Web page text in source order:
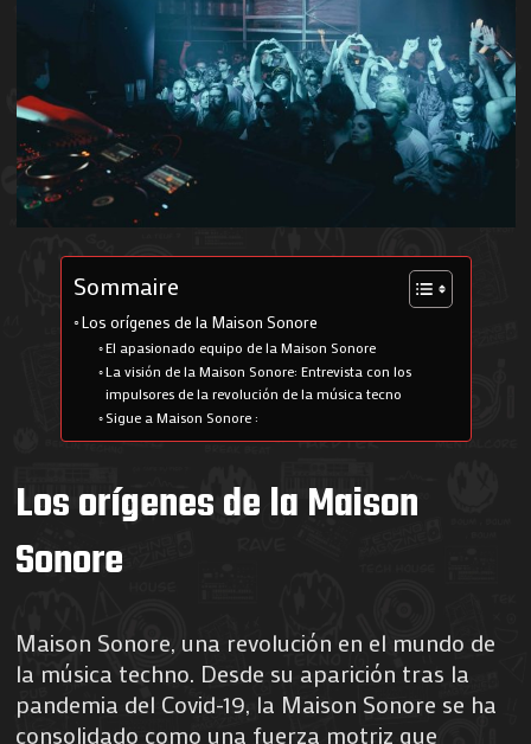
Sommaire
Los orígenes de la Maison Sonore
El apasionado equipo de la Maison Sonore
La visión de la Maison Sonore: Entrevista con los
impulsores de la revolución de la música tecno
Sigue a Maison Sonore :
Los orígenes de la Maison
Sonore
Maison Sonore, una revolución en el mundo de
la música techno. Desde su aparición tras la
pandemia del Covid-19, la Maison Sonore se ha
consolidado como una fuerza motriz que